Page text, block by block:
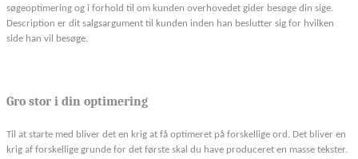
søgeoptimering og i forhold til om kunden overhovedet gider besøge din sige.
Description er dit salgsargument til kunden inden han beslutter sig for hvilken
side han vil besøge.
Gro stor i din optimering
Til at starte med bliver det en krig at få optimeret på forskellige ord. Det bliver en
krig af forskellige grunde for det første skal du have produceret en masse tekster.